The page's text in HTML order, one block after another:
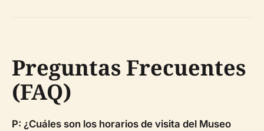
Preguntas Frecuentes
(FAQ)
P: ¿Cuáles son los horarios de visita del Museo